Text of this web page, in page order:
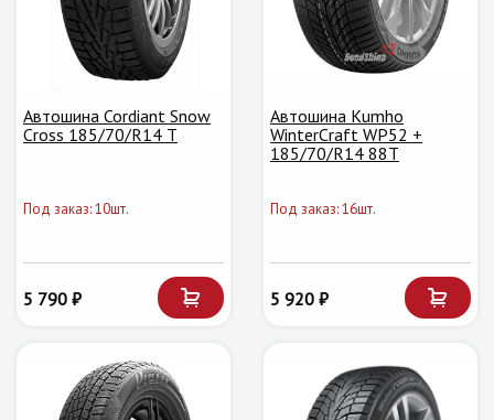
Автошина Cordiant Snow
Cross 185/70/R14 T
Под заказ: 10шт.
5 790 ₽
Автошина Kumho
WinterCraft WP52 +
185/70/R14 88T
Под заказ: 16шт.
5 920 ₽